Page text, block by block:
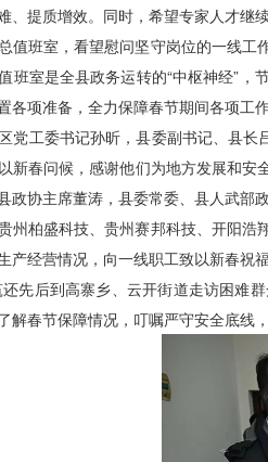
、提质增效。同时，希望专家人才继
值班室，看望慰问坚守岗位的一线
班室是全县政务运转的“中枢神经”
各项准备，全力保障春节期间各项工
党工委书记孙昕，县委副书记、县
新春问候，感谢他们为地方发展和
政协主席董涛，县委常委、县人武部
州柏盛科技、贵州赛邦科技、开阳
产经营情况，向一线职工致以新春
先后到高寨乡、云开街道走访困难
解春节保障情况，叮嘱严守安全底线